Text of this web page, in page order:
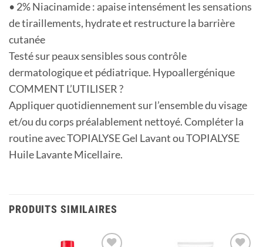
• 2% Niacinamide : apaise intensément les sensations
de tiraillements, hydrate et restructure la barrière
cutanée
Testé sur peaux sensibles sous contrôle
dermatologique et pédiatrique. Hypoallergénique
COMMENT L’UTILISER ?
Appliquer quotidiennement sur l’ensemble du visage
et/ou du corps préalablement nettoyé. Compléter la
routine avec TOPIALYSE Gel Lavant ou TOPIALYSE
Huile Lavante Micellaire.
PRODUITS SIMILAIRES